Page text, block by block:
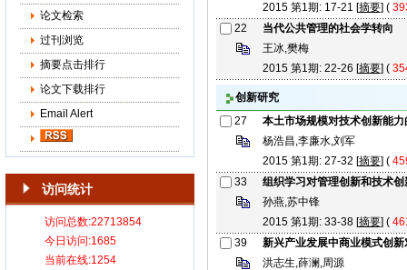
论文检索
过刊浏览
摘要点击排行
论文下载排行
Email Alert
访问统计
2015 第1期: 17-21 [摘要] (
22
当代公共管理的社会学转向
王冰,樊梅
2015 第1期: 22-26 [摘要] (
创新研究
27
本土市场规模对技术创新能
杨浩昌,李廉水,刘军
2015 第1期: 27-32 [摘要] (
33
组织学习对管理创新和技术
孙燕,苏中锋
2015 第1期: 33-38 [摘要] (
39
新兴产业发展中商业模式创
洪志生,薛澜,周源